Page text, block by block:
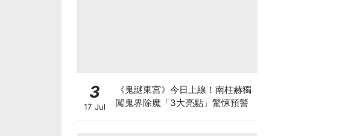
3
17 Jul
《鬼謎東宮》今日上線！南柱赫獨
闖鬼界除魔「3大亮點」驚悚預警